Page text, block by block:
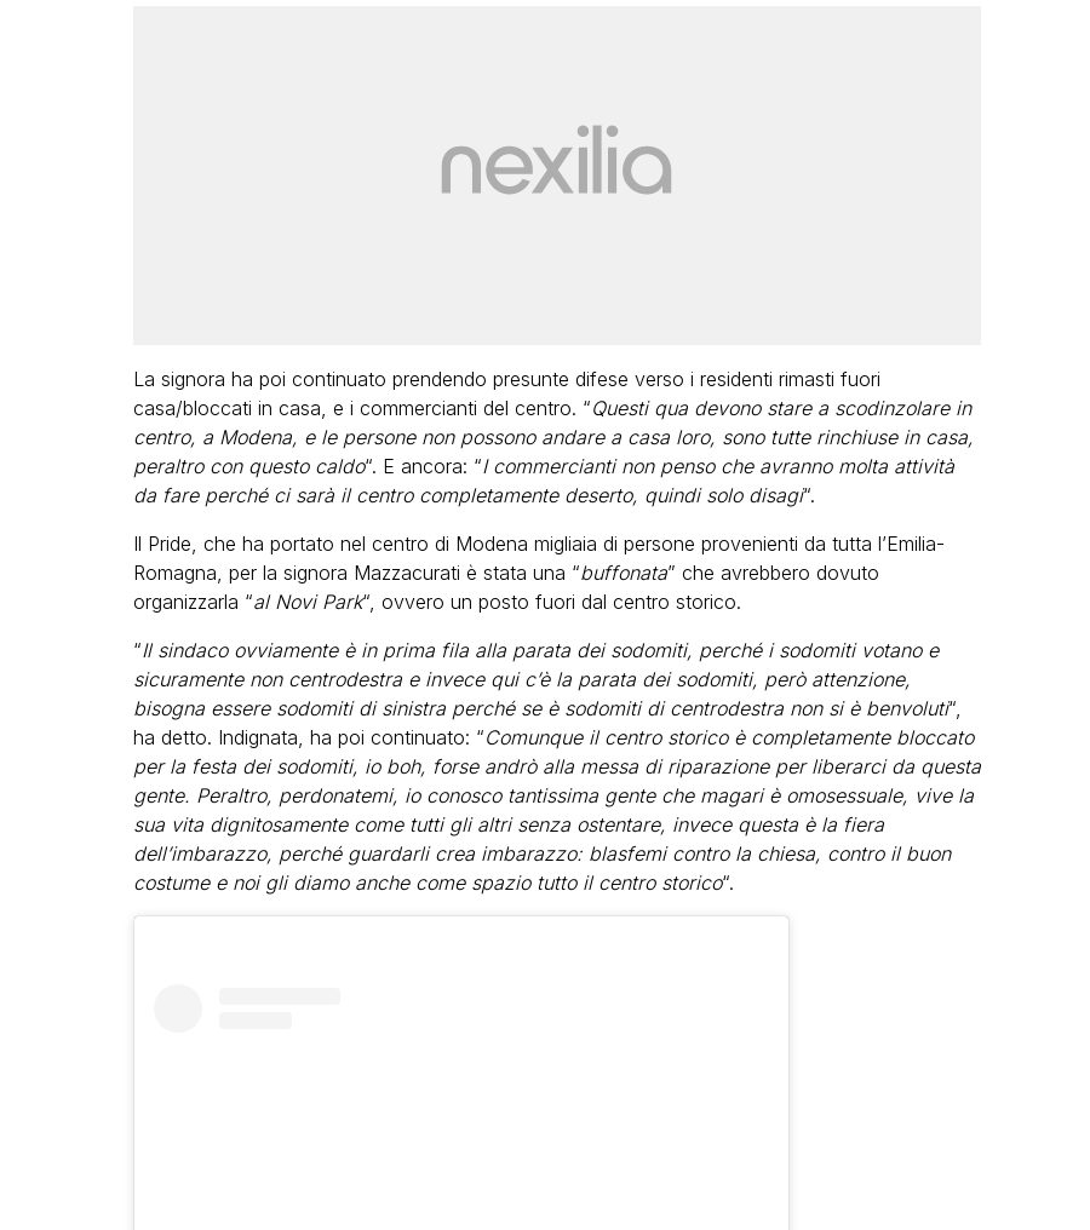
La signora ha poi continuato prendendo presunte difese verso i residenti rimasti fuori
casa/bloccati in casa, e i commercianti del centro. “Questi qua devono stare a scodinzolare in
centro, a Modena, e le persone non possono andare a casa loro, sono tutte rinchiuse in casa,
peraltro con questo caldo“. E ancora: “I commercianti non penso che avranno molta attività
da fare perché ci sarà il centro completamente deserto, quindi solo disagi“.
Il Pride, che ha portato nel centro di Modena migliaia di persone provenienti da tutta l’Emilia-
Romagna, per la signora Mazzacurati è stata una “buffonata” che avrebbero dovuto
organizzarla “al Novi Park“, ovvero un posto fuori dal centro storico.
“Il sindaco ovviamente è in prima fila alla parata dei sodomiti, perché i sodomiti votano e
sicuramente non centrodestra e invece qui c’è la parata dei sodomiti, però attenzione,
bisogna essere sodomiti di sinistra perché se è sodomiti di centrodestra non si è benvoluti“,
ha detto. Indignata, ha poi continuato: “Comunque il centro storico è completamente bloccato
per la festa dei sodomiti, io boh, forse andrò alla messa di riparazione per liberarci da questa
gente. Peraltro, perdonatemi, io conosco tantissima gente che magari è omosessuale, vive la
sua vita dignitosamente come tutti gli altri senza ostentare, invece questa è la fiera
dell’imbarazzo, perché guardarli crea imbarazzo: blasfemi contro la chiesa, contro il buon
costume e noi gli diamo anche come spazio tutto il centro storico“.